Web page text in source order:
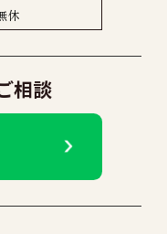
休
相談